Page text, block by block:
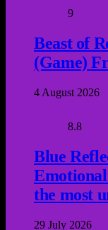
9
Beast of
(Game)
4 August 2026
8.8
Blue
the most
29 July 2026